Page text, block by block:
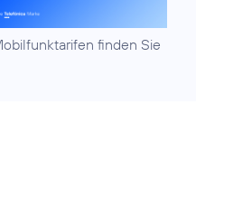
finden Sie